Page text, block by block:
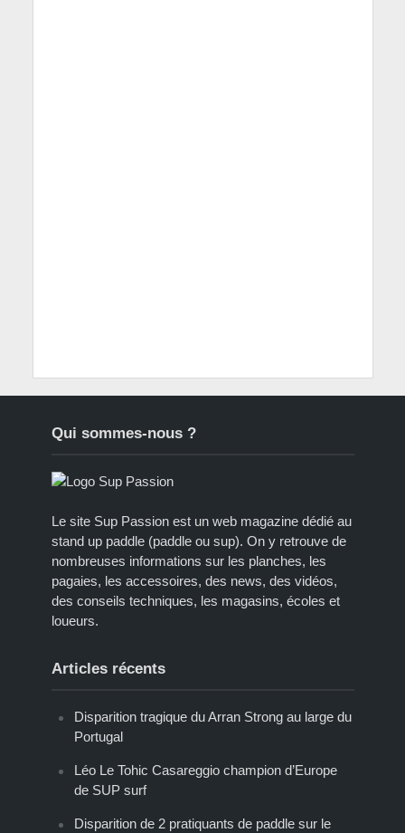
Qui sommes-nous ?
Le site Sup Passion est un web magazine dédié au
stand up paddle (paddle ou sup). On y retrouve de
nombreuses informations sur les planches, les
pagaies, les accessoires, des news, des vidéos,
des conseils techniques, les magasins, écoles et
loueurs.
Articles récents
Disparition tragique du Arran Strong au large du
Portugal
Léo Le Tohic Casareggio champion d’Europe
de SUP surf
Disparition de 2 pratiquants de paddle sur le